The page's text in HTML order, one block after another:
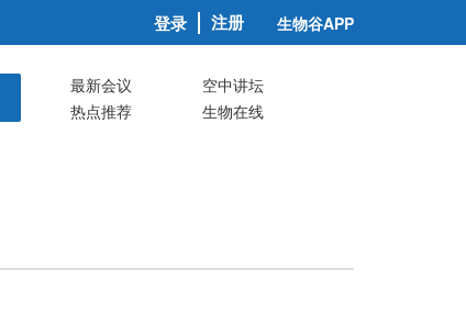
登录 注册 生物谷APP
最新会议
空中讲坛
热点推荐
生物在线